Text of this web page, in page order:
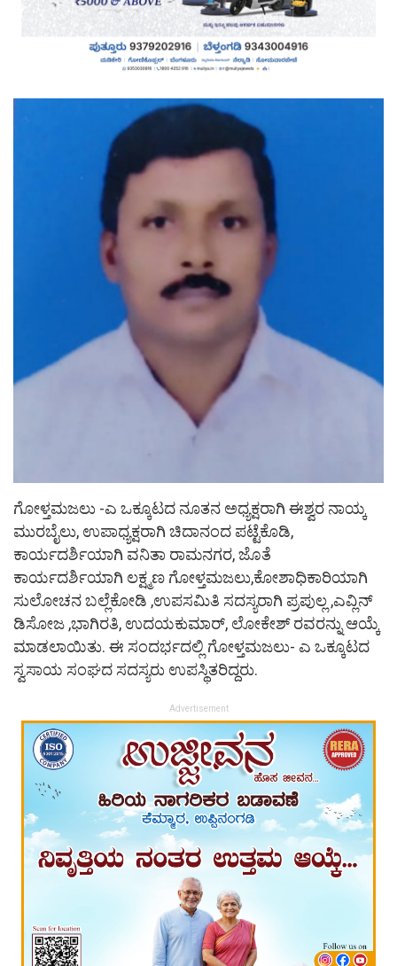
ಗೋಳ್ತಮಜಲು -ಎ ಒಕ್ಕೂಟದ ನೂತನ ಅಧ್ಯಕ್ಷರಾಗಿ ಈಶ್ವರ ನಾಯ್ಕ
ಮುರಬೈಲು, ಉಪಾಧ್ಯಕ್ಷರಾಗಿ ಚಿದಾನಂದ ಪಟ್ಟೆಕೊಡಿ,
ಕಾರ್ಯದರ್ಶಿಯಾಗಿ ವನಿತಾ ರಾಮನಗರ, ಜೊತೆ
ಕಾರ್ಯದರ್ಶಿಯಾಗಿ ಲಕ್ಷ್ಮಣ ಗೋಳ್ತಮಜಲು,ಕೋಶಾಧಿಕಾರಿಯಾಗಿ
ಸುಲೋಚನ ಬಲ್ಲೆಕೋಡಿ ,ಉಪಸಮಿತಿ ಸದಸ್ಯರಾಗಿ ಪ್ರಪುಲ್ಲ ,ಎವ್ಲಿನ್
ಡಿಸೋಜ ,ಭಾಗಿರತಿ, ಉದಯಕುಮಾರ್, ಲೋಕೇಶ್ ರವರನ್ನು ಆಯ್ಕೆ
ಮಾಡಲಾಯಿತು. ಈ ಸಂದರ್ಭದಲ್ಲಿ ಗೋಳ್ತಮಜಲು- ಎ ಒಕ್ಕೂಟದ
ಸ್ವಸಾಯ ಸಂಘದ ಸದಸ್ಯರು ಉಪಸ್ಥಿತರಿದ್ದರು.
Advertisement